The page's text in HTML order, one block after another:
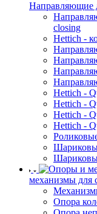
Направляющие
closing
Hettich -
Hettich -
Hettich -
Hettich -
Hettich -
механизмы для
Опора